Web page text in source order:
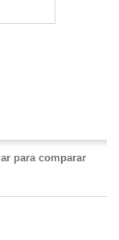
para comparar